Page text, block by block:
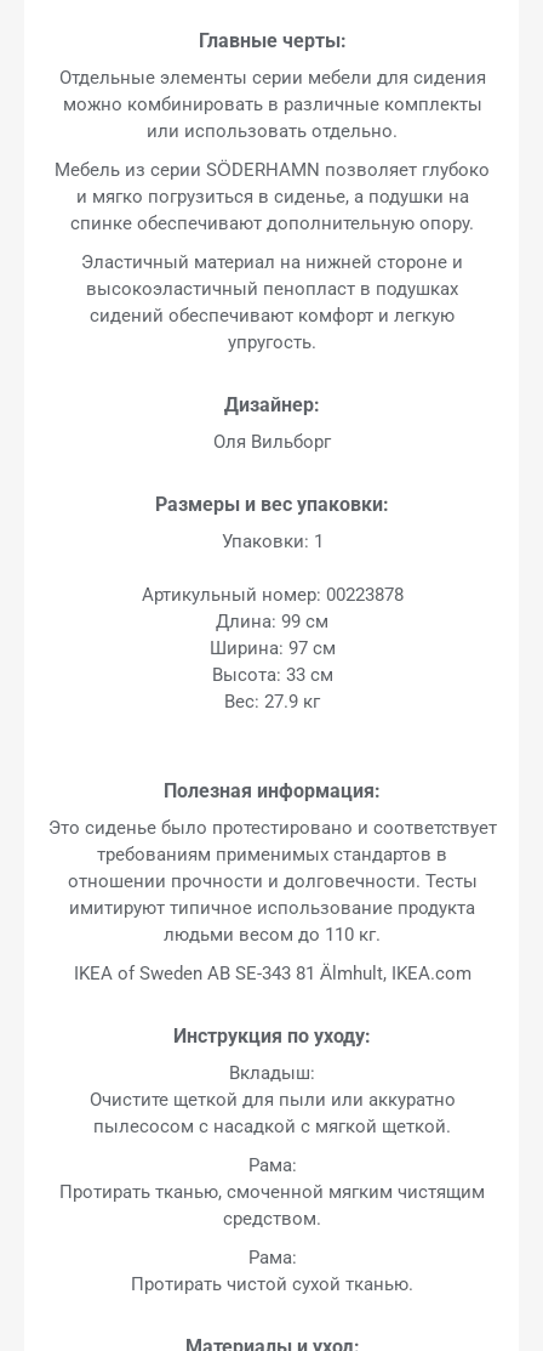
Главные черты:
Отдельные элементы серии мебели для сидения
можно комбинировать в различные комплекты
или использовать отдельно.
Мебель из серии SÖDERHAMN позволяет глубоко
и мягко погрузиться в сиденье, а подушки на
спинке обеспечивают дополнительную опору.
Эластичный материал на нижней стороне и
высокоэластичный пенопласт в подушках
сидений обеспечивают комфорт и легкую
упругость.
Дизайнер:
Оля Вильборг
Размеры и вес упаковки:
Упаковки: 1
Артикульный номер: 00223878
Длина: 99 см
Ширина: 97 см
Высота: 33 см
Вес: 27.9 кг
Полезная информация:
Это сиденье было протестировано и соответствует
требованиям применимых стандартов в
отношении прочности и долговечности. Тесты
имитируют типичное использование продукта
людьми весом до 110 кг.
IKEA of Sweden AB SE-343 81 Älmhult, IKEA.com
Инструкция по уходу:
Вкладыш:
Очистите щеткой для пыли или аккуратно
пылесосом с насадкой с мягкой щеткой.
Рама:
Протирать тканью, смоченной мягким чистящим
средством.
Рама:
Протирать чистой сухой тканью.
Материалы и уход: